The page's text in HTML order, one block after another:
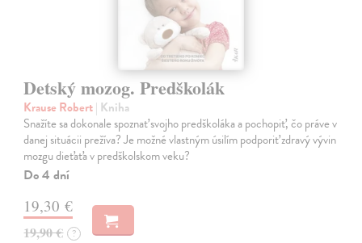
Detský mozog. Predškolák
Krause Robert| Kniha
Snažíte sa dokonale spoznať svojho predškoláka a pochopiť, čo práve v
danej situácii prežíva? Je možné vlastným úsilím podporiť zdravý vývin
mozgu dieťaťa v predškolskom veku?
Do 4 dní
19,30 €
19,90 € ?